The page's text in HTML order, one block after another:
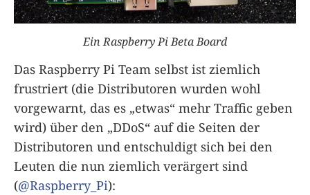
Ein Raspberry Pi Beta Board
Das Raspberry Pi Team selbst ist ziemlich
frustriert (die Distributoren wurden wohl
vorgewarnt, das es „etwas“ mehr Traffic geben
wird) über den „DDoS“ auf die Seiten der
Distributoren und entschuldigt sich bei den
Leuten die nun ziemlich verärgert sind
(@Raspberry_Pi):